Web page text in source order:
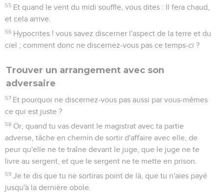
55 Et quand le vent du midi souffle, vous dites : Il fera chaud,
et cela arrive.
56 Hypocrites ! vous savez discerner l'aspect de la terre et du
ciel ; comment donc ne discernez-vous pas ce temps-ci ?
Trouver un arrangement avec son
adversaire
57 Et pourquoi ne discernez-vous pas aussi par vous-mêmes
ce qui est juste ?
58 Or, quand tu vas devant le magistrat avec ta partie
adverse, tâche en chemin de sortir d'affaire avec elle, de
peur qu'elle ne te traîne devant le juge, que le juge ne te
livre au sergent, et que le sergent ne te mette en prison.
59 Je te dis que tu ne sortiras point de là, que tu n'aies payé
jusqu'à la dernière obole.